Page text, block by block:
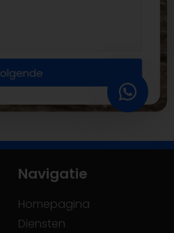
Navigatie
Homepagina
Diensten